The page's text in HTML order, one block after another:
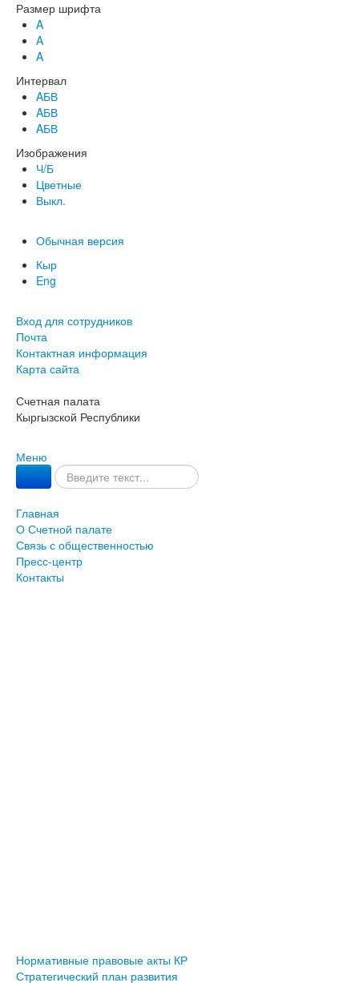
Размер шрифта
A
A
A
Интервал
AБВ
AБВ
AБВ
Изображения
Ч/Б
Цветные
Выкл.
Обычная версия
Кыр
Eng
Вход для сотрудников
Почта
Контактная информация
Карта сайта
Счетная палата
Кыргызской Республики
Меню
Главная
О Счетной палате
Связь с общественностью
Пресс-центр
Контакты
Нормативные правовые акты КР
Стратегический план развития